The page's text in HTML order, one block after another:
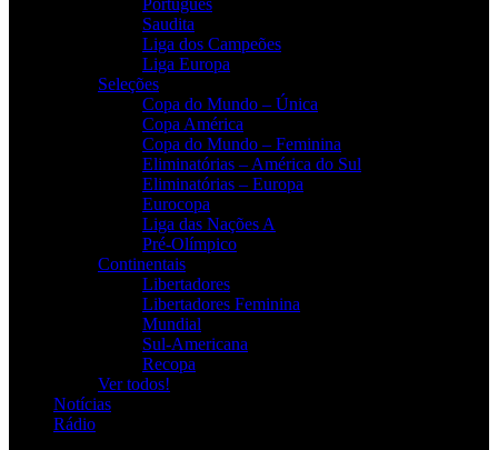
Saudita
Liga dos Campeões
Liga Europa
Seleções
Copa do Mundo – Única
Copa América
Copa do Mundo – Feminina
Eliminatórias – América do Sul
Eliminatórias – Europa
Eurocopa
Liga das Nações A
Pré-Olímpico
Continentais
Libertadores
Libertadores Feminina
Mundial
Sul-Americana
Recopa
Ver todos!
Notícias
Rádio